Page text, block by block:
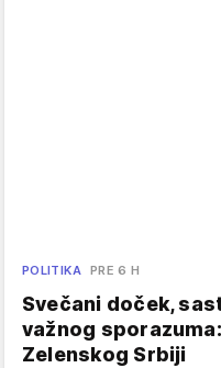
POLITIKA PRE 6 H
Svečani doček,
važnog
Zelenskog Srbiji